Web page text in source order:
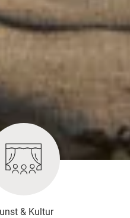
& Kultur